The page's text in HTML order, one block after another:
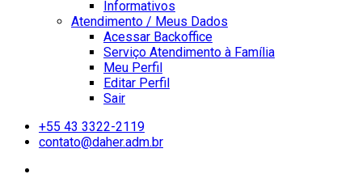
Informativos
Atendimento / Meus Dados
Acessar Backoffice
Serviço Atendimento à Família
Meu Perfil
Editar Perfil
Sair
+55 43 3322-2119
contato@daher.adm.br